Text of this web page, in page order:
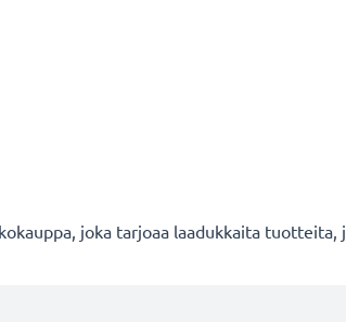
joka tarjoaa laadukkaita